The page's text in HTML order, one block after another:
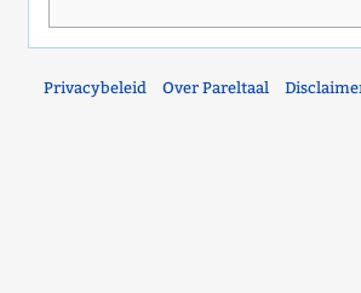
Privacybeleid Over Pareltaal